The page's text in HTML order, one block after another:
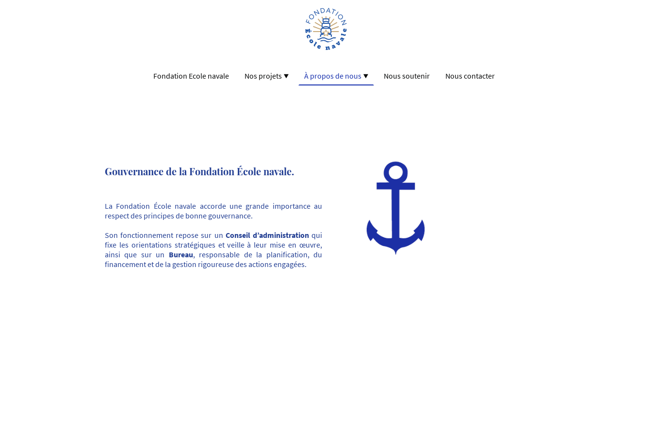
Fondation Ecole navale Nos projets À propos de nous Nous soutenir Nous contacter
Gouvernance de la Fondation École navale.
La Fondation École navale accorde une grande importance au
respect des principes de bonne gouvernance.
Son fonctionnement repose sur un Conseil d’administrationqui
fixe les orientations stratégiques et veille à leur mise en œuvre,
ainsi que sur un Bureau, responsable de la planification, du
financement et de la gestion rigoureuse des actions engagées.